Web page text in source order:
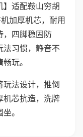
】适配鞍山穷胡
加厚机芯，耐用
，四脚稳固防
法习惯，静音不
玩。
玩法设计，推倒
机芯抗造，洗牌
。